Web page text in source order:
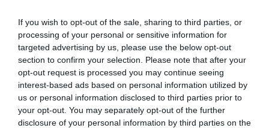
If you wish to opt-out of the sale, sharing to third parties, or
processing of your personal or sensitive information for
targeted advertising by us, please use the below opt-out
section to confirm your selection. Please note that after your
opt-out request is processed you may continue seeing
interest-based ads based on personal information utilized by
us or personal information disclosed to third parties prior to
your opt-out. You may separately opt-out of the further
disclosure of your personal information by third parties on the
norteamericanos se destinaron para
socavar gobiernos como el de Hungría
BEA TALEGÓN 11/02/2025
El desmantelamiento de agencias como USAID por
parte de la recién estrenada Administración Trump
está generando reacciones en el ámbito internacional,
al conocerse el entramado de financiación a
ONG&#39;s que, a su vez, también financiaban a medios
de comunicación con la finalidad de mantener una
"opinión pública" alineada, mientras también...